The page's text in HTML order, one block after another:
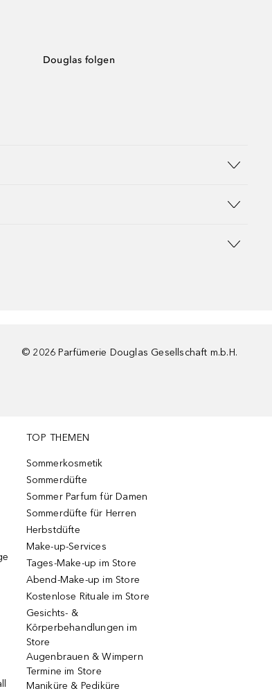
Douglas folgen
© 2026 Parfümerie Douglas Gesellschaft m.b.H.
TOP THEMEN
Sommerkosmetik
Sommerdüfte
Sommer Parfum für Damen
Sommerdüfte für Herren
Herbstdüfte
Make-up-Services
Tages-Make-up im Store
Abend-Make-up im Store
Kostenlose Rituale im Store
Gesichts- &
Körperbehandlungen im
Store
Augenbrauen & Wimpern
Termine im Store
Maniküre & Pediküre